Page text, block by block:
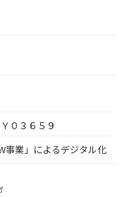
０３６５９
事業」によるデジタル化